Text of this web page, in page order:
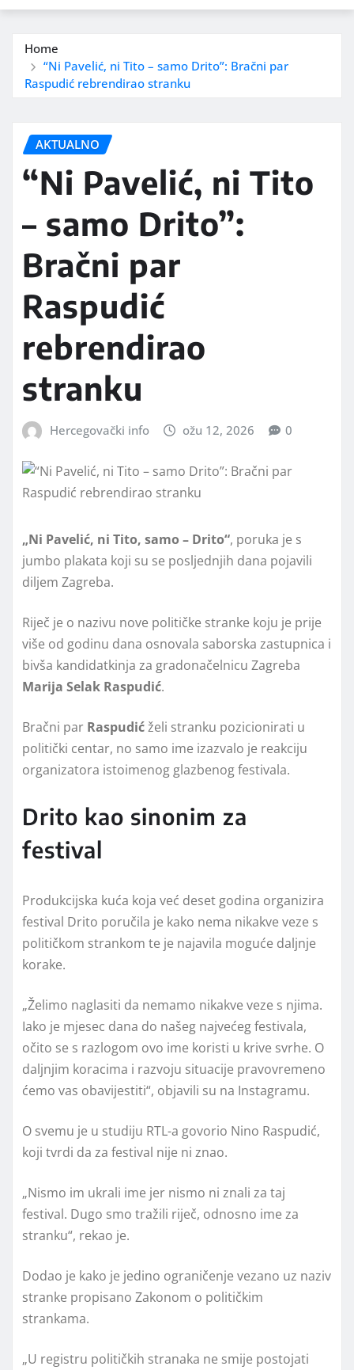
Home
“Ni Pavelić, ni Tito – samo Drito”: Bračni par
Raspudić rebrendirao stranku
AKTUALNO
“Ni Pavelić, ni Tito
– samo Drito”:
Bračni par
Raspudić
rebrendirao
stranku
Hercegovački info ožu 12, 2026 0
„Ni Pavelić, ni Tito, samo – Drito“, poruka je s
jumbo plakata koji su se posljednjih dana pojavili
diljem Zagreba.
Riječ je o nazivu nove političke stranke koju je prije
više od godinu dana osnovala saborska zastupnica i
bivša kandidatkinja za gradonačelnicu Zagreba
Marija Selak Raspudić.
Bračni par Raspudićželi stranku pozicionirati u
politički centar, no samo ime izazvalo je reakciju
organizatora istoimenog glazbenog festivala.
Drito kao sinonim za
festival
Produkcijska kuća koja već deset godina organizira
festival Drito poručila je kako nema nikakve veze s
političkom strankom te je najavila moguće daljnje
korake.
„Želimo naglasiti da nemamo nikakve veze s njima.
Iako je mjesec dana do našeg najvećeg festivala,
očito se s razlogom ovo ime koristi u krive svrhe. O
daljnjim koracima i razvoju situacije pravovremeno
ćemo vas obavijestiti“, objavili su na Instagramu.
O svemu je u studiju RTL-a govorio Nino Raspudić,
koji tvrdi da za festival nije ni znao.
„Nismo im ukrali ime jer nismo ni znali za taj
festival. Dugo smo tražili riječ, odnosno ime za
stranku“, rekao je.
Dodao je kako je jedino ograničenje vezano uz naziv
stranke propisano Zakonom o političkim
strankama.
„U registru političkih stranaka ne smije postojati